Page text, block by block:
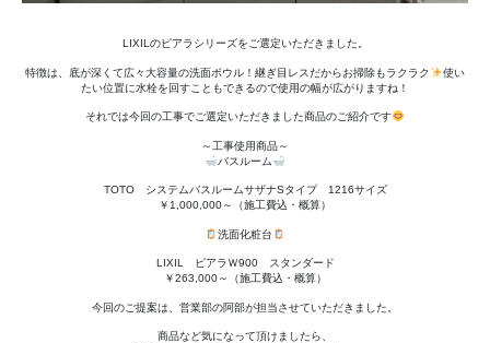
LIXILのピアラシリーズをご選定いただきました。
特徴は、底が深くて広々大容量の洗面ボウル！継ぎ目レスだからお掃除もラクラク
使い
たい位置に水栓を回すこともできるので使用の幅が広がりますね！
それでは今回の工事でご選定いただきました商品のご紹介です
～工事使用商品～
バスルーム
TOTO システムバスルームサザナSタイプ 1216サイズ
￥1,000,000～（施工費込・概算）
洗面化粧台
LIXIL ピアラＷ900 スタンダード
￥263,000～（施工費込・概算）
今回のご提案は、営業部の阿部が担当させていただきました。
商品など気になって頂けましたら、